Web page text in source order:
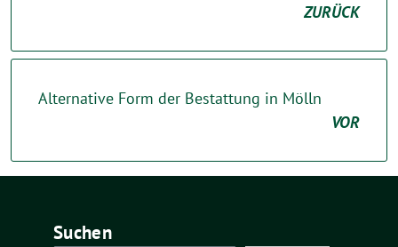
ZURÜCK
Alternative Form der Bestattung in Mölln
VOR
Suchen